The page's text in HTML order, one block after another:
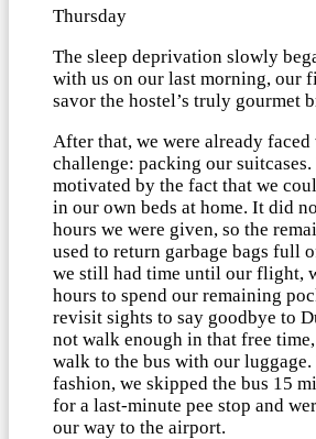
Thursday
The sleep deprivation slowly
with us on our last morning, our
savor the hostel’s truly gourmet
After that, we were already faced
challenge: packing our suitcases.
motivated by the fact that we
in our own beds at home. It did
hours we were given, so the
used to return garbage bags full
we still had time until our flight,
hours to spend our remaining
revisit sights to say goodbye to
not walk enough in that free
walk to the bus with our
fashion, we skipped the bus 15
for a last-minute pee stop and
our way to the airport.